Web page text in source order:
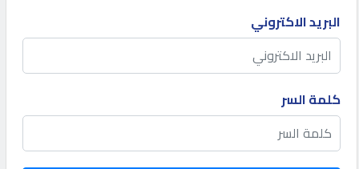
كيو
مزاد
كيو
نمبر
البريد الاكتروني
كلمة السر